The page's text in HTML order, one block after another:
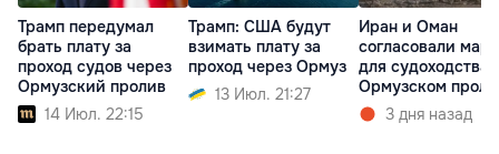
Трамп передумал
брать плату за
проход судов через
Ормузский пролив
14 Июл. 22:15
Трамп: США будут
взимать плату за
проход через Ормуз
13 Июл. 21:27
Иран и Оман
согласовали
для судоходства
Ормузском
3 дня назад